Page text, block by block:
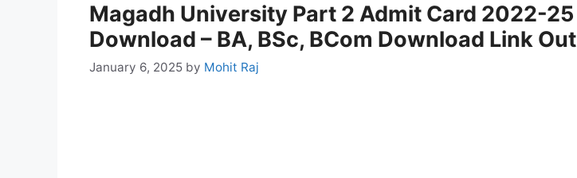
Magadh University Part 2 Admit Card 2022-25
Download – BA, BSc, BCom Download Link Out
January 6, 2025 by Mohit Raj